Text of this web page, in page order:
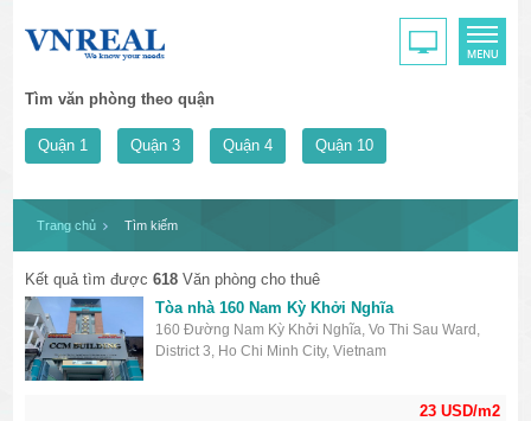
Tìm văn phòng theo quận
Quận 1 Quận 3 Quận 4 Quận 10
Trang chủ Tìm kiếm
Kết quả tìm được618 Văn phòng cho thuê
23 USD/m2
Tòa nhà 160 Nam Kỳ Khởi Nghĩa
160 Đường Nam Kỳ Khởi Nghĩa, Vo Thi Sau Ward,
District 3, Ho Chi Minh City, Vietnam